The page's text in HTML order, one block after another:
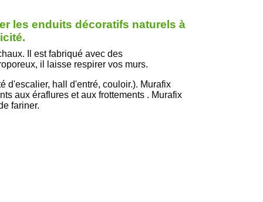
les enduits décoratifs naturels à
Il est fabriqué avec des
il laisse respirer vos murs.
d'escalier, hall d'entré, couloir.). Murafix
aux éraflures et aux frottements . Murafix
fariner.